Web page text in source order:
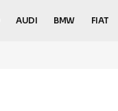
AUDI BMW FIAT